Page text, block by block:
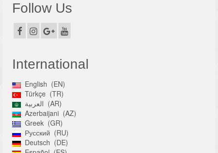
Follow Us
International
English
EN
Türkçe
TR
العربية
AR
Azerbaijani
AZ
Greek
GR
Русский
RU
Deutsch
DE